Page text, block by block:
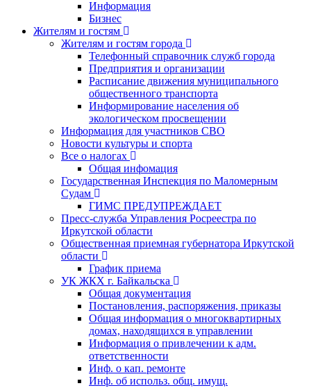
Информация
Бизнес
Жителям и гостям
Жителям и гостям города
Телефонный справочник служб города
Предприятия и организации
Расписание движения муниципального
общественного транспорта
Информирование населения об
экологическом просвещении
Информация для участников СВО
Новости культуры и спорта
Все о налогах
Общая инфомация
Государственная Инспекция по Маломерным
Судам
ГИМС ПРЕДУПРЕЖДАЕТ
Пресс-служба Управления Росреестра по
Иркутской области
Общественная приемная губернатора Иркутской
области
График приема
УК ЖКХ г. Байкальска
Общая документация
Постановления, распоряжения, приказы
Общая информация о многоквартирных
домах, находящихся в управлении
Информация о привлечении к адм.
ответственности
Инф. о кап. ремонте
Инф. об использ. общ. имущ.